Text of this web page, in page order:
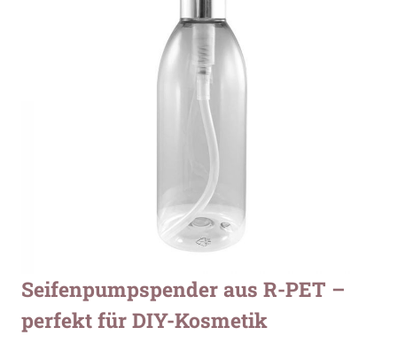
Zum
Anfang
der
Bildergalerie
Seifenpumpspender aus R-PET –
perfekt für DIY-Kosmetik